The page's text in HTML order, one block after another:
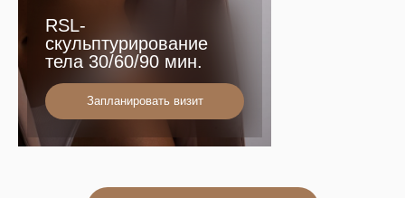
RSL-
скульптурирование
тела 30/60/90 мин.
Запланировать визит